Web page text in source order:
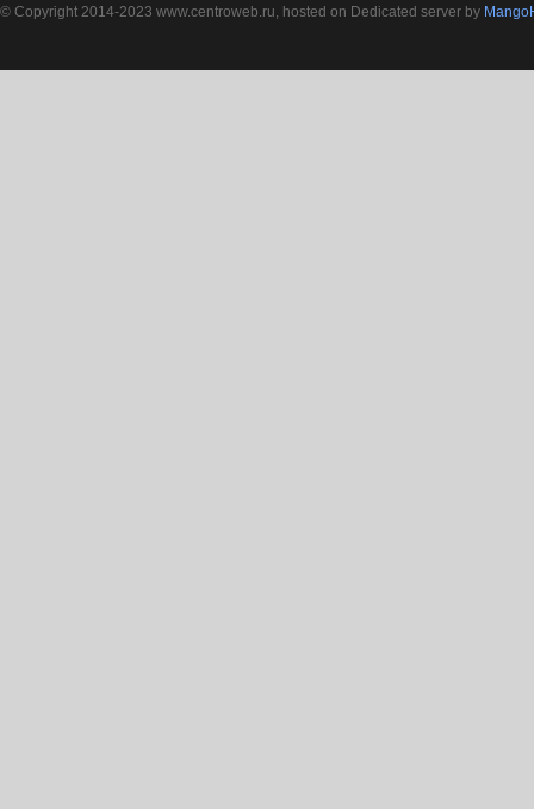
© Copyright 2014-2023 www.centroweb.ru, hosted on Dedicated server by